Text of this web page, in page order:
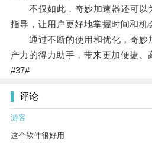
不仅如此，奇妙加速器还可以
指导，让用户更好地掌握时间和机
通过不断的使用和优化，奇妙
产力的得力助手，带来更加便捷、
#37#
评论
游客
这个软件很好用